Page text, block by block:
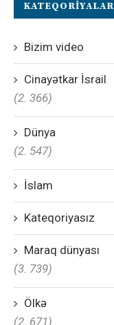
KATEQORIYALAR
Bizim video
Cinayətkar İsrail
(2. 366)
Dünya
(2. 547)
İslam
Kateqoriyasız
Maraq dünyası
(3. 739)
Ölkə
(2. 671)